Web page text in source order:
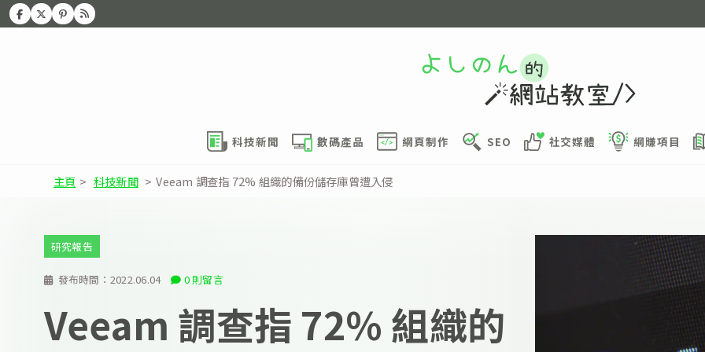
科技新聞 數碼產品 網頁制作 SEO 社交媒體 網賺項目
主頁 > 科技新聞 > Veeam 調查指 72% 組織的備份儲存庫曾遭入侵
發布時間： 2022.06.04 0 則留言
研究報告
Veeam 調查指 72% 組織的